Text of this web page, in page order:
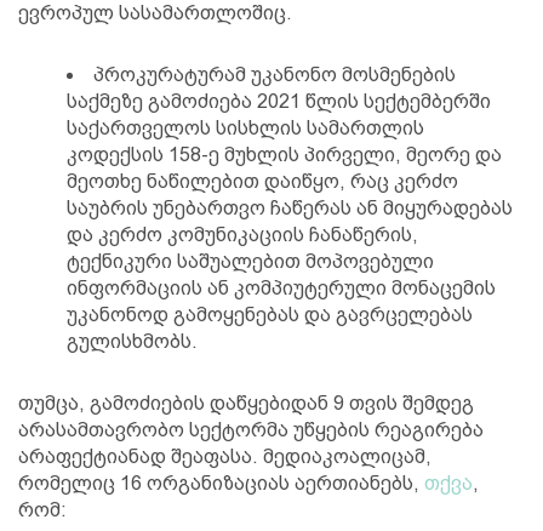
ევროპულ სასამართლოშიც.
პროკურატურამ უკანონო მოსმენების
საქმეზე გამოძიება 2021 წლის სექტემბერში
საქართველოს სისხლის სამართლის
კოდექსის 158-ე მუხლის პირველი, მეორე და
მეოთხე ნაწილებით დაიწყო, რაც კერძო
საუბრის უნებართვო ჩაწერას ან მიყურადებას
და კერძო კომუნიკაციის ჩანაწერის,
ტექნიკური საშუალებით მოპოვებული
ინფორმაციის ან კომპიუტერული მონაცემის
უკანონოდ გამოყენებას და გავრცელებას
გულისხმობს.
თუმცა, გამოძიების დაწყებიდან 9 თვის შემდეგ
არასამთავრობო სექტორმა უწყების რეაგირება
არაფექტიანად შეაფასა. მედიაკოალიცამ,
რომელიც 16 ორგანიზაციას აერთიანებს, თქვა,
რომ: